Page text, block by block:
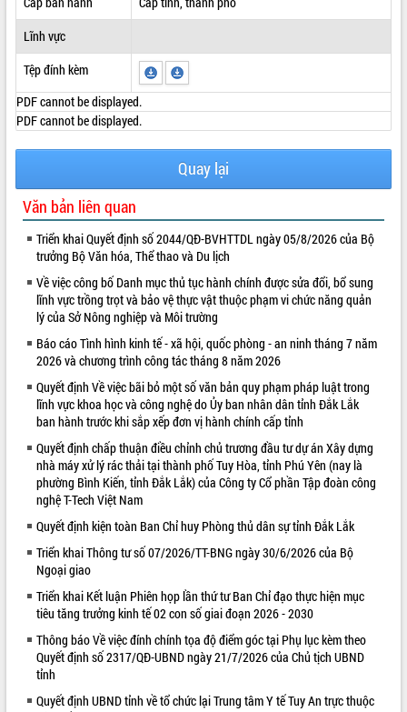
VIDEO
Trailer Lễ hội Sầu riêng Đắk Lắk năm
2026
Khám bệnh, cấp phát thuốc miễn phí
và tặng quà người dân xã Cư Pui
Hội nghị UBND tỉnh Đắk Lắk thường kỳ
tháng 7/2026
Lễ truy tặng danh hiệu “Bà Mẹ Việt
Nam Anh hùng” và trao Huân chương
Lao động
UBND tỉnh Đắk Lắk triển khai nhiệm
ALBUM ẢNH
Lĩnh vực
Tệp đính kèm
PDF cannot be displayed.
PDF cannot be displayed.
Quay lại
Văn bản liên quan
Triển khai Quyết định số 2044/QĐ-BVHTTDL ngày 05/8/2026 của Bộ
trưởng Bộ Văn hóa, Thể thao và Du lịch
Về việc công bố Danh mục thủ tục hành chính được sửa đổi, bổ sung
lĩnh vực trồng trọt và bảo vệ thực vật thuộc phạm vi chức năng quản
lý của Sở Nông nghiệp và Môi trường
Báo cáo Tình hình kinh tế - xã hội, quốc phòng - an ninh tháng 7 năm
2026 và chương trình công tác tháng 8 năm 2026
Quyết định Về việc bãi bỏ một số văn bản quy phạm pháp luật trong
lĩnh vực khoa học và công nghệ do Ủy ban nhân dân tỉnh Đắk Lắk
ban hành trước khi sắp xếp đơn vị hành chính cấp tỉnh
Quyết định chấp thuận điều chỉnh chủ trương đầu tư dự án Xây dựng
nhà máy xử lý rác thải tại thành phố Tuy Hòa, tỉnh Phú Yên (nay là
phường Bình Kiến, tỉnh Đắk Lắk) của Công ty Cổ phần Tập đoàn công
nghệ T-Tech Việt Nam
Quyết định kiện toàn Ban Chỉ huy Phòng thủ dân sự tỉnh Đắk Lắk
Triển khai Thông tư số 07/2026/TT-BNG ngày 30/6/2026 của Bộ
Ngoại giao
Triển khai Kết luận Phiên họp lần thứ tư Ban Chỉ đạo thực hiện mục
tiêu tăng trưởng kinh tế 02 con số giai đoạn 2026 - 2030
Thông báo Về việc đính chính tọa độ điểm góc tại Phụ lục kèm theo
Quyết định số 2317/QĐ-UBND ngày 21/7/2026 của Chủ tịch UBND
tỉnh
Quyết định UBND tỉnh về tổ chức lại Trung tâm Y tế Tuy An trực thuộc